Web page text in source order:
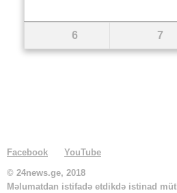
6 7
Facebook YouTube
© 24news.ge, 2018
Məlumatdan istifadə etdikdə istinad